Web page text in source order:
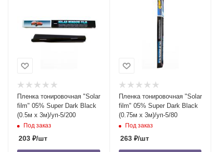
Пленка тонировочная "Solar
film" 05% Super Dark Blaсk
(0.5м x 3м)/уп-5/200
Под заказ
203 ₽/шт
Пленка тонировочная "Solar
film" 05% Super Dark Blaсk
(0.75м x 3м)/уп-5/80
Под заказ
263₽/шт